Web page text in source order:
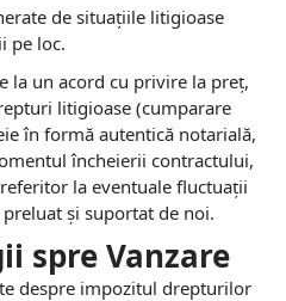
de situațiile litigioase
pe loc.
la un acord cu privire la preț,
litigioase (cumparare
în formă autentică notarială,
încheierii contractului,
la eventuale fluctuații
și suportat de noi.
spre Vanzare
despre impozitul drepturilor